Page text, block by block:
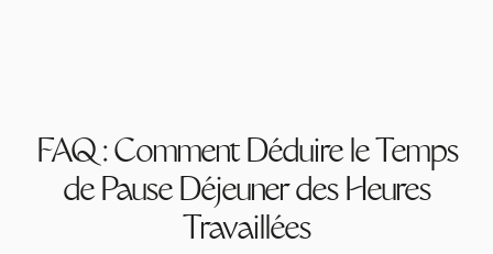
FAQ : Comment Déduire le Temps
de Pause Déjeuner des Heures
Travaillées